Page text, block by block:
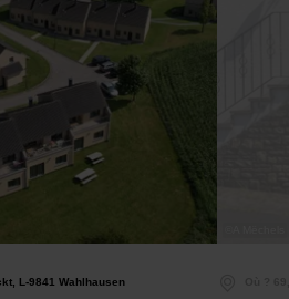
L-9841 Wahlhausen